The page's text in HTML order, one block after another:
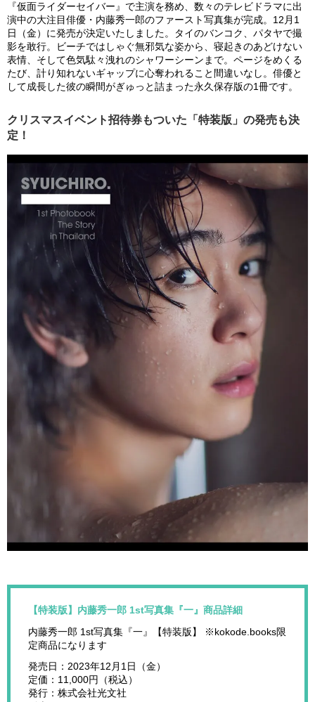
『仮面ライダーセイバー』で主演を務め、数々のテレビドラマに出
演中の大注目俳優・内藤秀一郎のファースト写真集が完成。12月1
日（金）に発売が決定いたしました。タイのバンコク、パタヤで撮
影を敢行。ビーチではしゃぐ無邪気な姿から、寝起きのあどけない
表情、そして色気駄々洩れのシャワーシーンまで。ページをめくる
たび、計り知れないギャップに心奪われること間違いなし。俳優と
して成長した彼の瞬間がぎゅっと詰まった永久保存版の1冊です。
クリスマスイベント招待券もついた「特装版」の発売も決
定！
【特装版】内藤秀一郎 1st写真集『一』商品詳細
内藤秀一郎 1st写真集『一』【特装版】 ※kokode.books限
定商品になります
発売日：2023年12月1日（金）
定価：11,000円（税込）
発行：株式会社光文社